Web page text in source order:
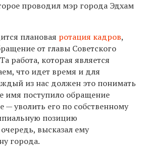
проводил мэр города Эдхам
плановая ротация кадров,
от главы Советского
работа, которая является
что идет время и для
из нас должен это понимать
имя поступило обращение
уволить его по собственному
позицию
высказал ему
города.